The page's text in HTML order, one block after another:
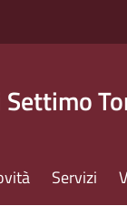
Servizi